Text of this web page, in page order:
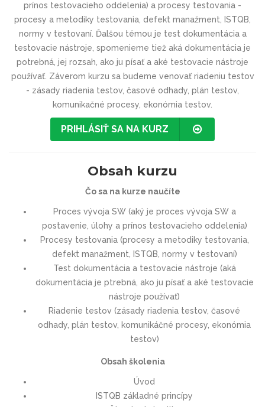
prínos testovacieho oddelenia) a procesy testovania -
procesy a metodiky testovania, defekt manažment, ISTQB,
normy v testovaní. Ďalšou témou je test dokumentácia a
testovacie nástroje, spomenieme tiež aká dokumentácia je
potrebná, jej rozsah, ako ju písať a aké testovacie nástroje
používať. Záverom kurzu sa budeme venovať riadeniu testov
- zásady riadenia testov, časové odhady, plán testov,
komunikačné procesy, ekonómia testov.
PRIHLÁSIŤ SA NA KURZ
Obsah kurzu
Čo sa na kurze naučíte
Proces vývoja SW (aký je proces vývoja SW a
postavenie, úlohy a prínos testovacieho oddelenia)
Procesy testovania (procesy a metodiky testovania,
defekt manažment, ISTQB, normy v testovaní)
Test dokumentácia a testovacie nástroje (aká
dokumentácia je ptrebná, ako ju písať a aké testovacie
nástroje používať)
Riadenie testov (zásady riadenia testov, časové
odhady, plán testov, komunikáčné procesy, ekonómia
testov)
Obsah školenia
Úvod
ISTQB základné princípy